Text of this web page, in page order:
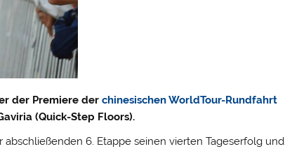
der Premiere derchinesischen WorldTour-Rundfahrt
(Quick-Step Floors).
6. Etappe seinen vierten Tageserfolg und